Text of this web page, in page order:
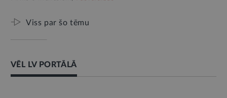
Viss par šo tēmu
VĒL LV PORTĀLĀ
AMATPERSONAS RUNA